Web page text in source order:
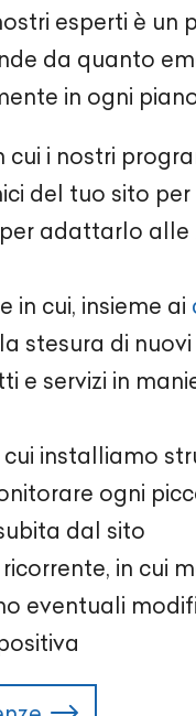
esperti è un
da quanto
in ogni
cui i nostri
del tuo sito
adattarlo alle
in cui, insieme ai
stesura di
e servizi in
installiamo
ogni
dal sito
in cui
eventuali